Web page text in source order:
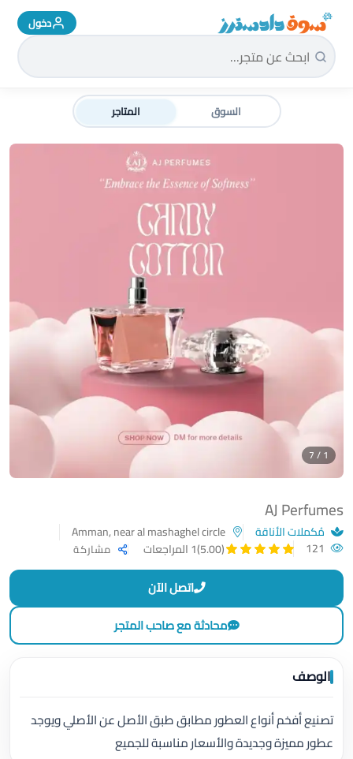
سوق دادسترز الرئيسية دخول
السوق المتاجر
AJ Perfumes
مُكملات الأناقة
(5.00) 1 المراجعات مشاركة
1 / 7
اتصل الآن
محادثة مع صاحب المتجر
الوصف
تصنيع أفخم أنواع العطور مطابق طبق الأصل عن الأصلي ويوجد
عطور مميزة وجديدة والأسعار مناسبة للجميع